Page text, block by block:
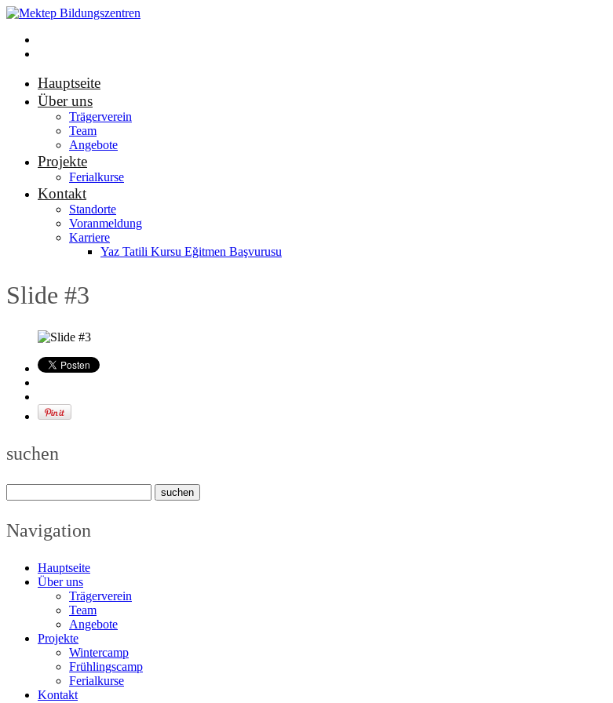
Hauptseite
Über uns
Trägerverein
Team
Angebote
Projekte
Ferialkurse
Kontakt
Standorte
Voranmeldung
Karriere
Yaz Tatili Kursu Eğitmen Başvurusu
Slide #3
suchen
Navigation
Hauptseite
Über uns
Trägerverein
Team
Angebote
Projekte
Wintercamp
Frühlingscamp
Ferialkurse
Kontakt